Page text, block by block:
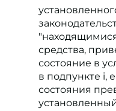
средства,
состояние в
в подпункте i,
состояния